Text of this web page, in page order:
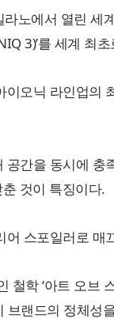
노에서 열린 세
3)’를 세계 최
오닉 라인업의
간을 동시에 충
것이 특징이다.
스포일러로
철학 ‘아트 오브
브랜드의 정체성